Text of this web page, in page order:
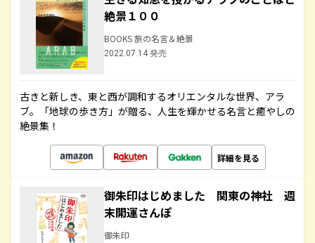
絶景１００
BOOKS 旅の名言＆絶景
2022.07.14 発売
古きと新しき、東と西が調和するオリエンタルな世界、アラ
ブ。「地球の歩き方」が贈る、人生を輝かせる名言と癒やしの
絶景集！
詳細を見る
御朱印はじめました 関東の神社 週
末開運さんぽ
御朱印